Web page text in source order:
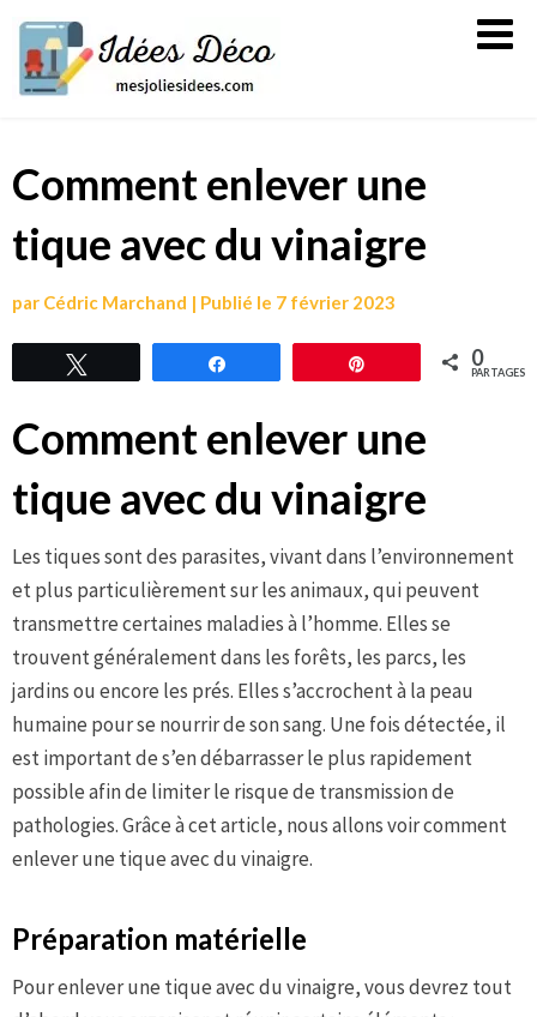
content
Comment enlever une
tique avec du vinaigre
par Cédric Marchand | Publié le 7 février 2023
0
PARTAGES
Comment enlever une
tique avec du vinaigre
Les tiques sont des parasites, vivant dans l’environnement
et plus particulièrement sur les animaux, qui peuvent
transmettre certaines maladies à l’homme. Elles se
trouvent généralement dans les forêts, les parcs, les
jardins ou encore les prés. Elles s’accrochent à la peau
humaine pour se nourrir de son sang. Une fois détectée, il
est important de s’en débarrasser le plus rapidement
possible afin de limiter le risque de transmission de
pathologies. Grâce à cet article, nous allons voir comment
enlever une tique avec du vinaigre.
Préparation matérielle
Pour enlever une tique avec du vinaigre, vous devrez tout